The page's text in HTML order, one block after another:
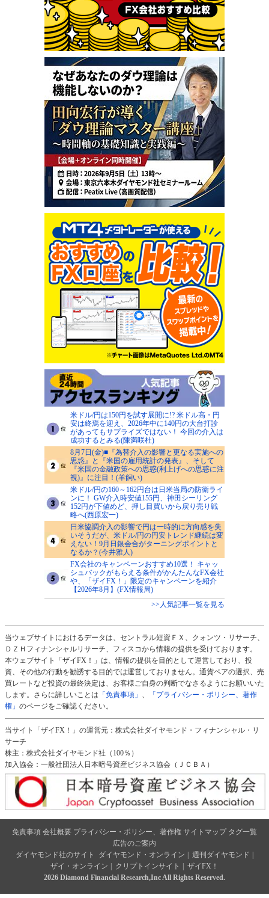
米ドル/円は150円を試す展開に!? 米ドル高・円
安は終焉を迎え、2026年中に140円の大台打診
があってもサプライズではない！ 今回の介入は
成功するとみる(陳満咲杜)
8月7日(金)■『為替介入の影響と更なる実施への
思惑』と『米国の雇用統計の発表』、そして
『米国の金融政策への思惑(利上げへの思惑に注
視)』に注目！(羊飼い)
米ドル/円の160～162円台は日米当局の防衛ライ
ンに！ GW介入時安値155円、神田シーリング
152円が下値めど、押し目買いから戻り売り戦
略へ(西原宏一)
日米協調介入の影響で円は一時的に方向感を失
いそうだが、米ドル/円の円安トレンド継続は変
えない！9月日銀会合がターニングポイントと
なるか？(今井雅人)
FX会社のキャンペーンおすすめ10選！ キャッ
シュバックがもらえる条件がかんたんなFX会社
や、「ザイFX！」限定のキャンペーンを紹介
【2026年8月】(FX情報局)
>>人気記事一覧を見る
当ウェブサイトにおけるデータは、セントラル短資ＦＸ、クォンツ・リサーチ、
ＤＺＨフィナンシャルリサーチ、フィスコから情報の提供を受けております。
本ウェブサイト「ザイFX！」は、情報の提供を目的として運営しており、投
資、その他の行動を勧誘する目的では運営しておりません。通貨ペアの選択、売
買レートなど投資の最終決定は、お客様ご自身の判断でなさるようにお願いいた
します。さらに詳しいことは 「免責事項」 、
「プライバシー・ポリシー、著作
権」 のページをご確認ください。
当サイト「ザイFX！」の運営元：株式会社ダイヤモンド・フィナンシャル・リ
サーチ
株主：株式会社ダイヤモンド社（100％）
加入協会：一般社団法人日本暗号資産ビジネス協会（ＪＣＢＡ）
免責事項 会社概要 プライバシー・ポリシー、著作権 サイトマップ タグ一覧
広告のご案内
ダイヤモンド社のサイト
ダイヤモンド・オンライン 週刊ダイヤモンド
ザイ・オンライン
クリプトインサイト
ザイFX！
2026 Diamond Financial Research,Inc All Rights Reserved.